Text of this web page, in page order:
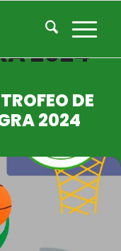
DE
2024
DE
2024